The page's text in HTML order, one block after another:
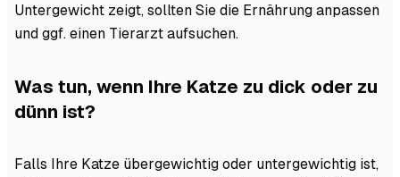
Untergewicht zeigt, sollten Sie die Ernährung anpassen
und ggf. einen Tierarzt aufsuchen.
Was tun, wenn Ihre Katze zu dick oder zu
dünn ist?
Falls Ihre Katze übergewichtig oder untergewichtig ist,